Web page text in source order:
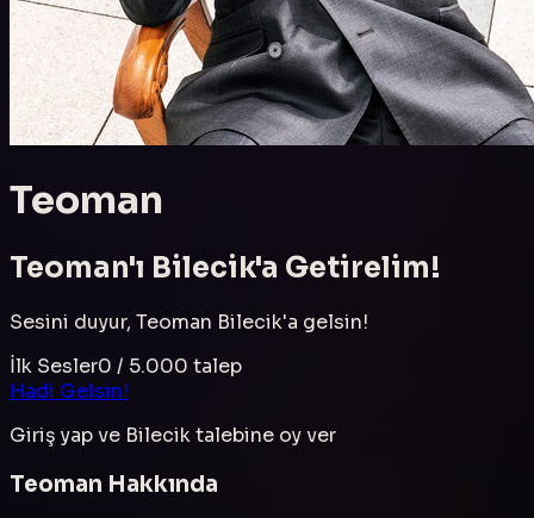
Teoman
Teoman'ı Bilecik'a Getirelim!
Sesini duyur, Teoman Bilecik'a gelsin!
İlk Sesler0 / 5.000 talep
Hadi Gelsin!
Giriş yap ve Bileciktalebine oy ver
Teoman Hakkında